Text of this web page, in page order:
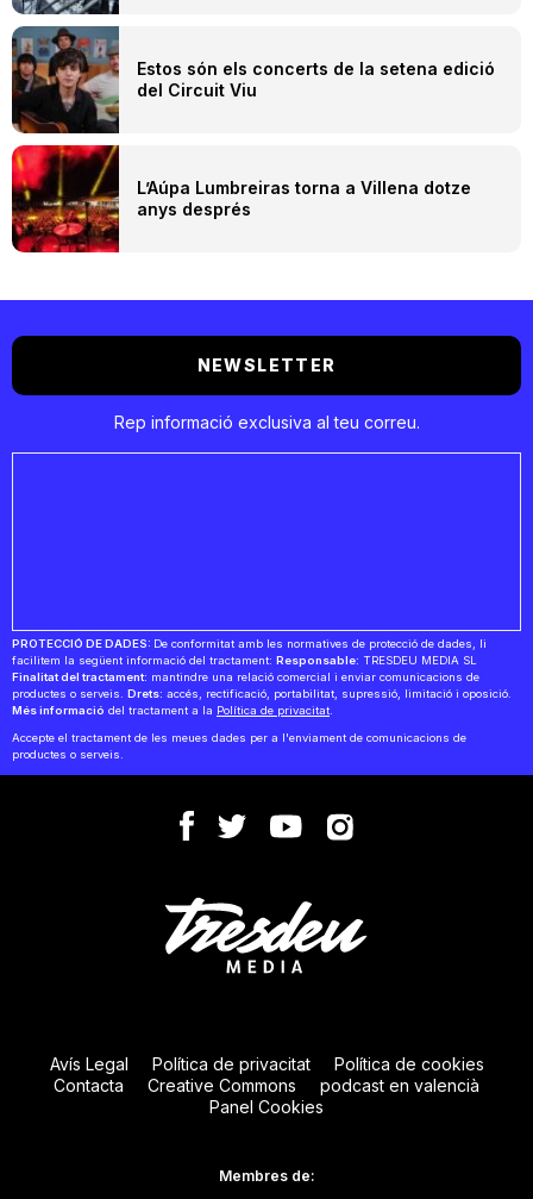
Estos són els concerts de la setena edició
del Circuit Viu
L’Aúpa Lumbreiras torna a Villena dotze
anys després
NEWSLETTER
Rep informació exclusiva al teu correu.
PROTECCIÓ DE DADES: De conformitat amb les normatives de protecció de dades, li
facilitem la següent informació del tractament: Responsable: TRESDEU MEDIA SL
Finalitat del tractament: mantindre una relació comercial i enviar comunicacions de
productes o serveis. Drets: accés, rectificació, portabilitat, supressió, limitació i oposició.
Més informació del tractament a la Política de privacitat
Accepte el tractament de les meues dades per a l'enviament de comunicacions de
productes o serveis.
Avís Legal Política de privacitat
Política de cookies
Contacta
Creative Commons
podcast en valencià
Panel Cookies
Membres de: